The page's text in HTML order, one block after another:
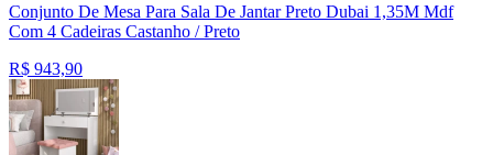
Conjunto De Mesa Para Sala De Jantar Preto Dubai 1,35M Mdf
Com 4 Cadeiras Castanho / Preto
R$ 943,90